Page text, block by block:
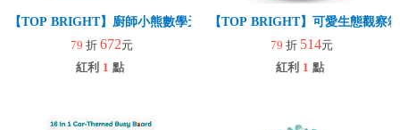
【TOP BRIGHT】廚師小熊數學天秤遊戲組
79 折 672元
紅利 1 點
【TOP BRIGHT】可愛生態觀察箱
79 折 514元
紅利 1 點